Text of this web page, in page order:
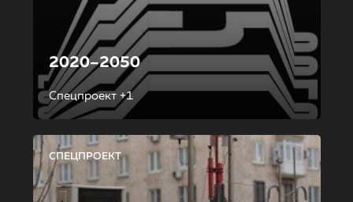
2020–2050
Спецпроект +1
СПЕЦПРОЕКТ